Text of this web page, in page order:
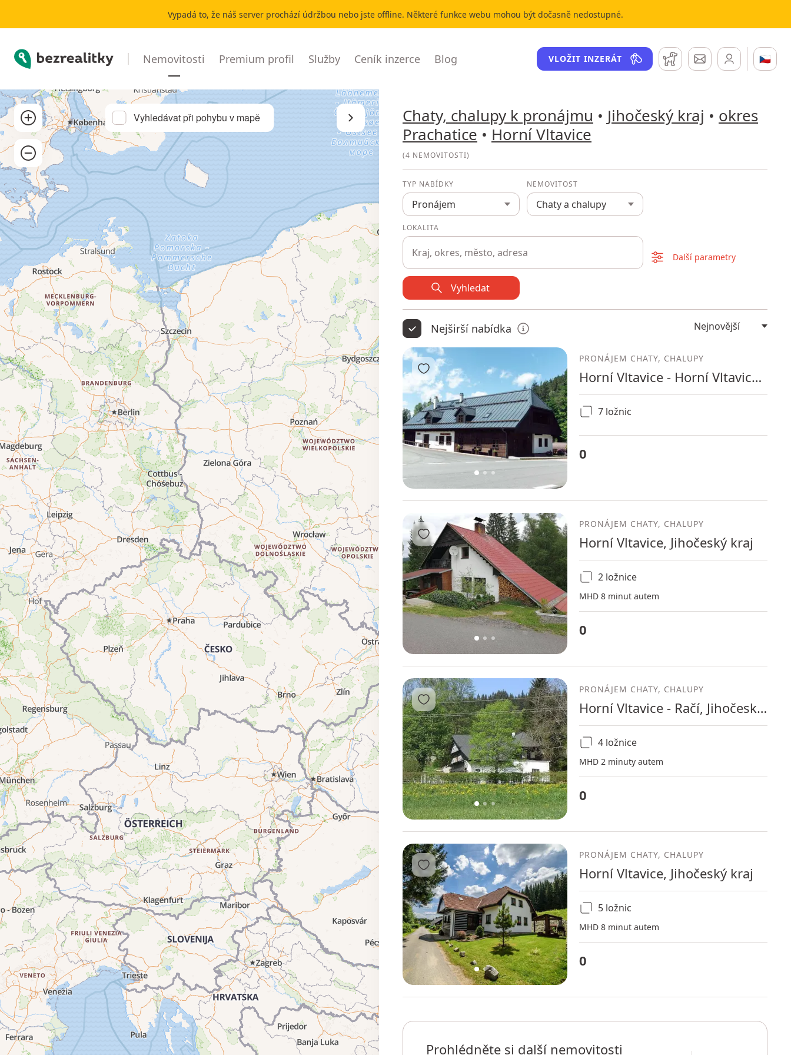
Vypadá to, že náš server prochází údržbou nebo jste offline. Některé funkce webu mohou být dočasně nedostupné.
Bezrealitky Nemovitosti Premium profil Služby Ceník inzerce Blog VLOŽIT INZERÁT Hlídací pesZprávy 🇨🇿
Přibližít
Oddálit
Vyhledávat při pohybu v mapě Skrýt seznamChaty, chalupy k pronájmu • Jihočeský kraj • okres
Prachatice • Horní Vltavice
(4 NEMOVITOSTI)
TYP NABÍDKY
Pronájem
NEMOVITOST
Chaty a chalupy
LOKALITA
Další parametry
Vyhledat
Nejširší nabídka
1 2 3
Přidat do oblíbených
PRONÁJEM CHATY, CHALUPY
Horní Vltavice - Horní Vltavice, Jihočeský kraj
7 ložnic
0
1 2 3
Přidat do oblíbených
PRONÁJEM CHATY, CHALUPY
Horní Vltavice, Jihočeský kraj
2 ložnice
MHD 8 minut autem
0
12 3
Přidat do oblíbených
PRONÁJEM CHATY, CHALUPY
Horní Vltavice - Račí, Jihočeský kraj
4 ložnice
MHD 2 minuty autem
0
12 3
Přidat do oblíbených
PRONÁJEM CHATY, CHALUPY
Horní Vltavice, Jihočeský kraj
5 ložnic
MHD 8 minut autem
0
Prohlédněte si další nemovitosti